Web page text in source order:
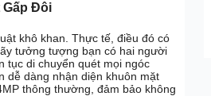
Gấp Đôi
khô khan. Thực tế, điều đó có
tưởng tượng bạn có hai người
tục di chuyển quét mọi ngóc
dễ dàng nhận diện khuôn mặt
thông thường, đảm bảo không